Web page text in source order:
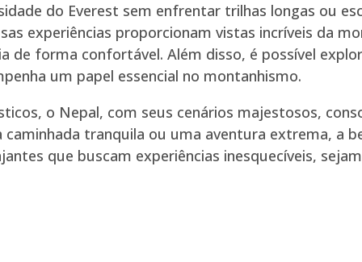
do Everest sem enfrentar trilhas longas ou
experiências proporcionam vistas incríveis da
de forma confortável. Além disso, é possível
um papel essencial no montanhismo.
o Nepal, com seus cenários majestosos,
tranquila ou uma aventura extrema, a
que buscam experiências inesquecíveis,